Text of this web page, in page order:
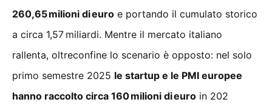
260,65 milioni di euro e portando il cumulato storico
a circa 1,57 miliardi. Mentre il mercato italiano
rallenta, oltreconfine lo scenario è opposto: nel solo
primo semestre 2025 le startup e le PMI europee
hanno raccolto circa 160 milioni di euro in 202